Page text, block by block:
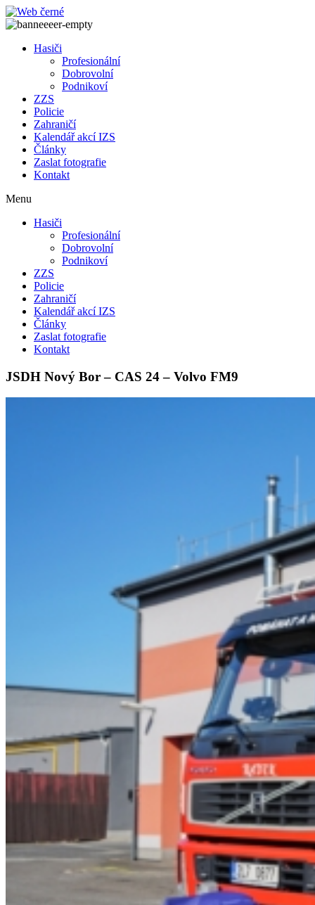
Přejít
k
Hasiči
Profesionální
Dobrovolní
Podnikoví
ZZS
Policie
Zahraničí
Kalendář akcí IZS
Články
Zaslat fotografie
Kontakt
Menu
Hasiči
Profesionální
Dobrovolní
Podnikoví
ZZS
Policie
Zahraničí
Kalendář akcí IZS
Články
Zaslat fotografie
Kontakt
JSDH Nový Bor – CAS 24 – Volvo FM9